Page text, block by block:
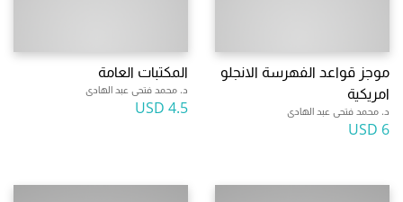
موجز قواعد الفهرسة الانجلو
امريكية
د. محمد فتحى عبد الهادى
6 USD
المكتبات العامة
د. محمد فتحى عبد الهادى
4.5 USD